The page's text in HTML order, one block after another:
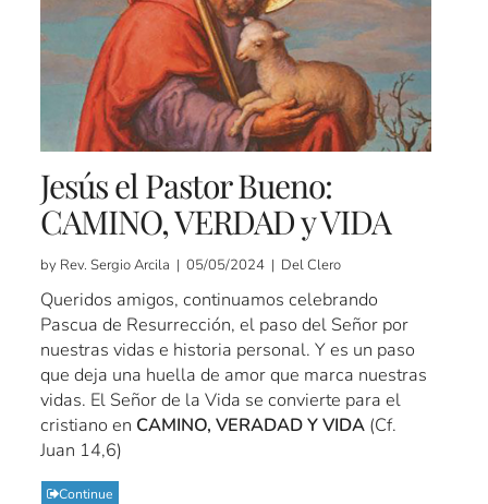
Jesús el Pastor Bueno:
CAMINO, VERDAD y VIDA
by Rev. Sergio Arcila | 05/05/2024 | Del Clero
Queridos amigos, continuamos celebrando
Pascua de Resurrección, el paso del Señor por
nuestras vidas e historia personal. Y es un paso
que deja una huella de amor que marca nuestras
vidas. El Señor de la Vida se convierte para el
cristiano en CAMINO, VERADAD Y VIDA (Cf.
Juan 14,6)
Continue